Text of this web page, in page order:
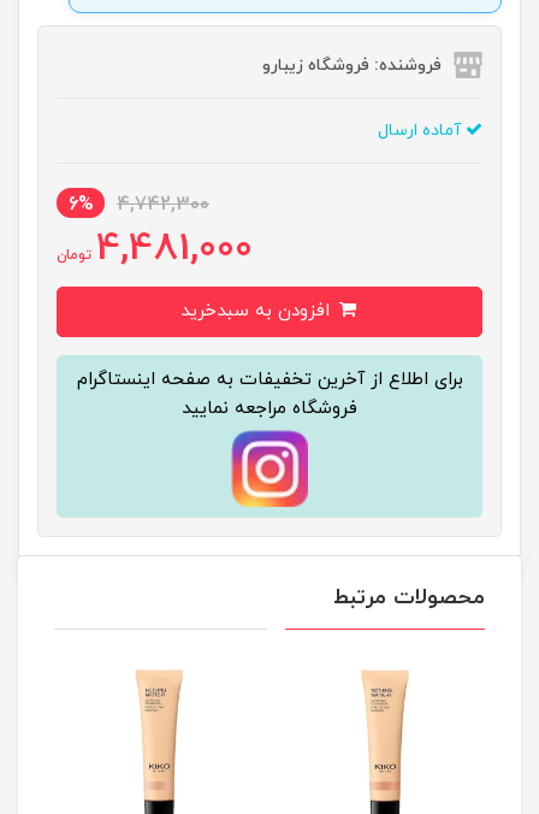
فروشنده: فروشگاه زیبارو
آماده ارسال
4,742,300
6%
4,481,000 تومان
برای اطلاع از آخرین تخفیفات به صفحه اینستاگرام
فروشگاه مراجعه نمایید
محصولات مرتبط